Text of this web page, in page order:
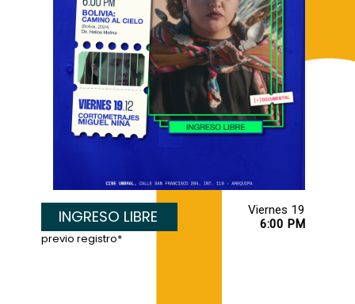
INGRESO LIBRE
6:00 PM
previo registro*